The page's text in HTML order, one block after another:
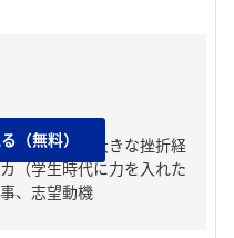
人生の中で大きな挫折経
（学生時代に力を入れた
、志望動機
（無料）